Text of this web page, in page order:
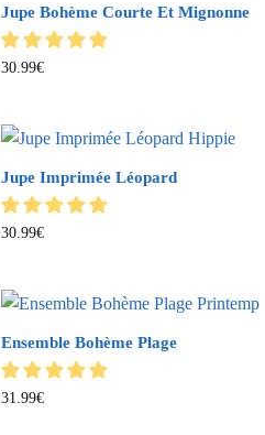
Jupe Bohème Courte Et Mignonne
30.99€
Jupe Imprimée Léopard
30.99€
Ensemble Bohème Plage
31.99€